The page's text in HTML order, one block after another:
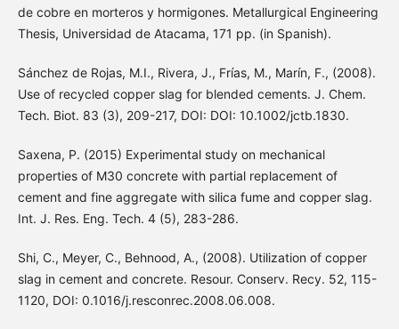
de cobre en morteros y hormigones. Metallurgical Engineering
Thesis, Universidad de Atacama, 171 pp. (in Spanish).
Sánchez de Rojas, M.I., Rivera, J., Frías, M., Marín, F., (2008).
Use of recycled copper slag for blended cements. J. Chem.
Tech. Biot. 83 (3), 209-217, DOI: DOI: 10.1002/jctb.1830.
Saxena, P. (2015) Experimental study on mechanical
properties of M30 concrete with partial replacement of
cement and fine aggregate with silica fume and copper slag.
Int. J. Res. Eng. Tech. 4 (5), 283-286.
Shi, C., Meyer, C., Behnood, A., (2008). Utilization of copper
slag in cement and concrete. Resour. Conserv. Recy. 52, 115-
1120, DOI: 0.1016/j.resconrec.2008.06.008.